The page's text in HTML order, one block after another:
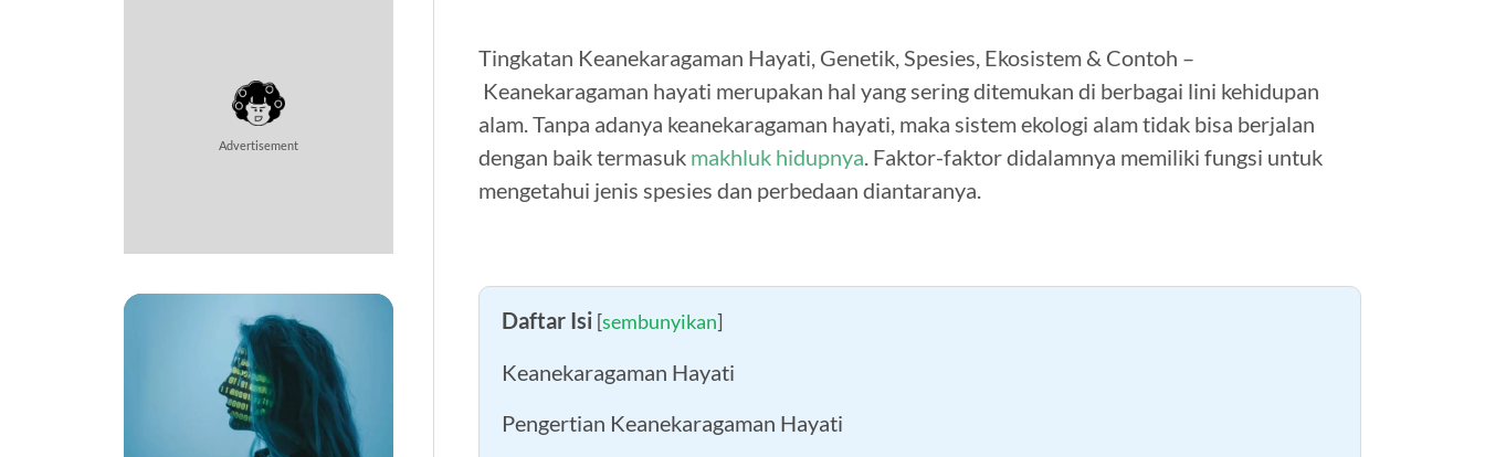
Advertisement
Tingkatan Keanekaragaman Hayati, Genetik, Spesies, Ekosistem & Contoh –
Keanekaragaman hayati merupakan hal yang sering ditemukan di berbagai lini kehidupan
alam. Tanpa adanya keanekaragaman hayati, maka sistem ekologi alam tidak bisa berjalan
dengan baik termasuk makhluk hidupnya . Faktor-faktor didalamnya memiliki fungsi untuk
mengetahui jenis spesies dan perbedaan diantaranya.
Daftar Isi [sembunyikan]
Keanekaragaman Hayati
Pengertian Keanekaragaman Hayati